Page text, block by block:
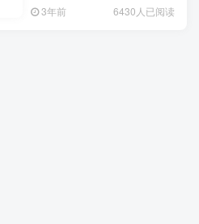
3年前 6430人已阅读